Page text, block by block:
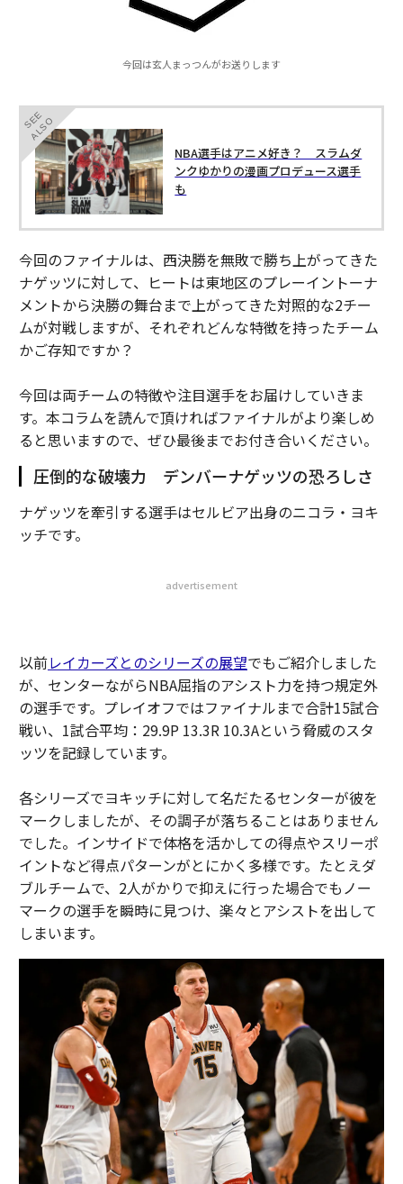
今回は玄人まっつんがお送りします
SEE
ALSO
NBA選手はアニメ好き？ スラムダ
ンクゆかりの漫画プロデュース選手
も
今回のファイナルは、西決勝を無敗で勝ち上がってきた
ナゲッツに対して、ヒートは東地区のプレーイントーナ
メントから決勝の舞台まで上がってきた対照的な2チー
ムが対戦しますが、それぞれどんな特徴を持ったチーム
かご存知ですか？
今回は両チームの特徴や注目選手をお届けしていきま
す。本コラムを読んで頂ければファイナルがより楽しめ
ると思いますので、ぜひ最後までお付き合いください。
圧倒的な破壊力 デンバーナゲッツの恐ろしさ
ナゲッツを牽引する選手はセルビア出身のニコラ・ヨキ
ッチです。
advertisement
以前レイカーズとのシリーズの展望でもご紹介しました
が、センターながらNBA屈指のアシスト力を持つ規定外
の選手です。プレイオフではファイナルまで合計15試合
戦い、1試合平均：29.9P 13.3R 10.3Aという脅威のスタ
ッツを記録しています。
各シリーズでヨキッチに対して名だたるセンターが彼を
マークしましたが、その調子が落ちることはありません
でした。インサイドで体格を活かしての得点やスリーポ
イントなど得点パターンがとにかく多様です。たとえダ
ブルチームで、2人がかりで抑えに行った場合でもノー
マークの選手を瞬時に見つけ、楽々とアシストを出して
しまいます。